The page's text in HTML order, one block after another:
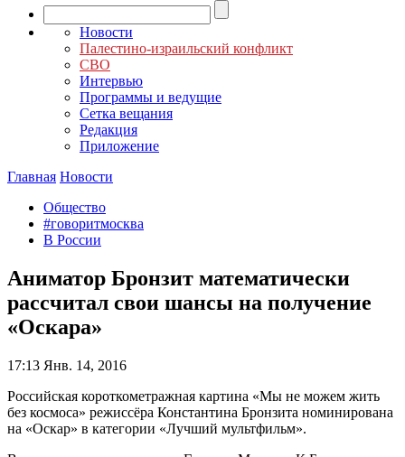
Новости
Палестино-израильский конфликт
СВО
Интервью
Программы и ведущие
Сетка вещания
Редакция
Приложение
Главная Новости
Общество
#говоритмосква
В России
Аниматор Бронзит математически
рассчитал свои шансы на получение
«Оскара»
17:13 Янв. 14, 2016
Российская короткометражная картина «Мы не можем жить
без космоса» режиссёра Константина Бронзита номинирована
на «Оскар» в категории «Лучший мультфильм».